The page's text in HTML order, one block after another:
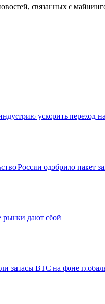
связанных с
ускорить переход
России одобрило пакет
рынки дают сбой
запасы BTC на фоне